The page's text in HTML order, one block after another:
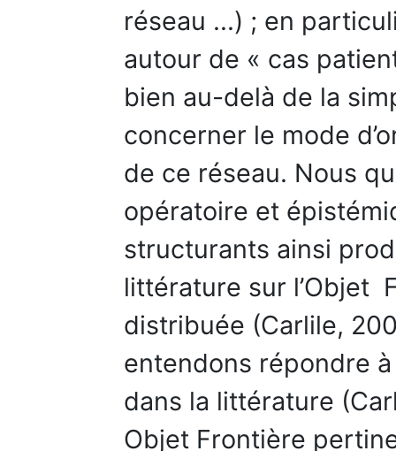
réseau ...) ; en
autour de « cas
bien au-delà de la
concerner le mode
de ce réseau. Nous
opératoire et
structurants ainsi
littérature sur l’Objet
distribuée (Carlile,
entendons répondre
dans la littérature
Objet Frontière